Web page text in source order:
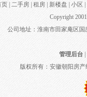
页 二手房 租房 新楼盘 小区
Copyright
公司地址：淮南市田家庵区
管理后台|
版权所有：安徽朝阳房